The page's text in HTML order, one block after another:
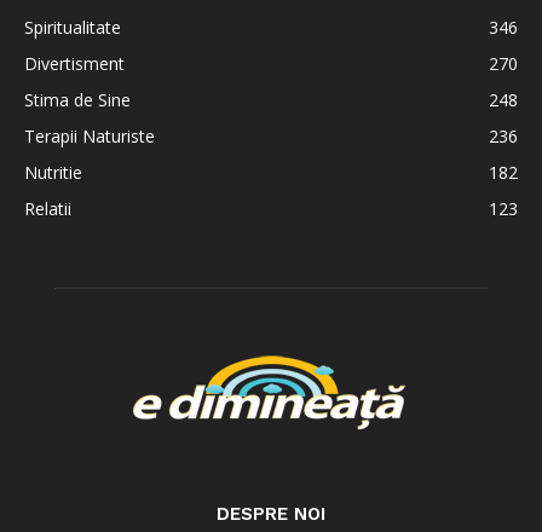
Spiritualitate
346
Divertisment
270
Stima de Sine
248
Terapii Naturiste
236
Nutritie
182
Relatii
123
DESPRE NOI